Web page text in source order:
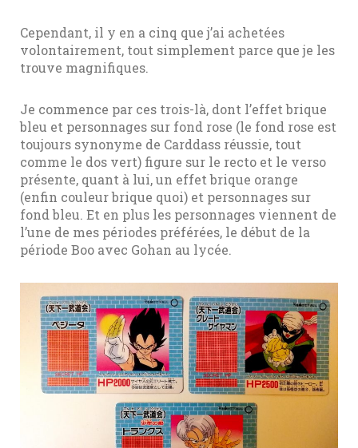
Cependant, il y en a cinq que j’ai achetées
volontairement, tout simplement parce que je les
trouve magnifiques.
Je commence par ces trois-là, dont l’effet brique
bleu et personnages sur fond rose (le fond rose est
toujours synonyme de Carddass réussie, tout
comme le dos vert) figure sur le recto et le verso
présente, quant à lui, un effet brique orange
(enfin couleur brique quoi) et personnages sur
fond bleu. Et en plus les personnages viennent de
l’une de mes périodes préférées, le début de la
période Boo avec Gohan au lycée.